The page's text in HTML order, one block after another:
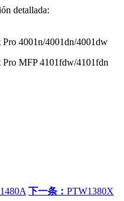
detallada:
Pro 4001n/4001dn/4001dw
Pro MFP 4101fdw/4101fdn
下一条： PTW1380X